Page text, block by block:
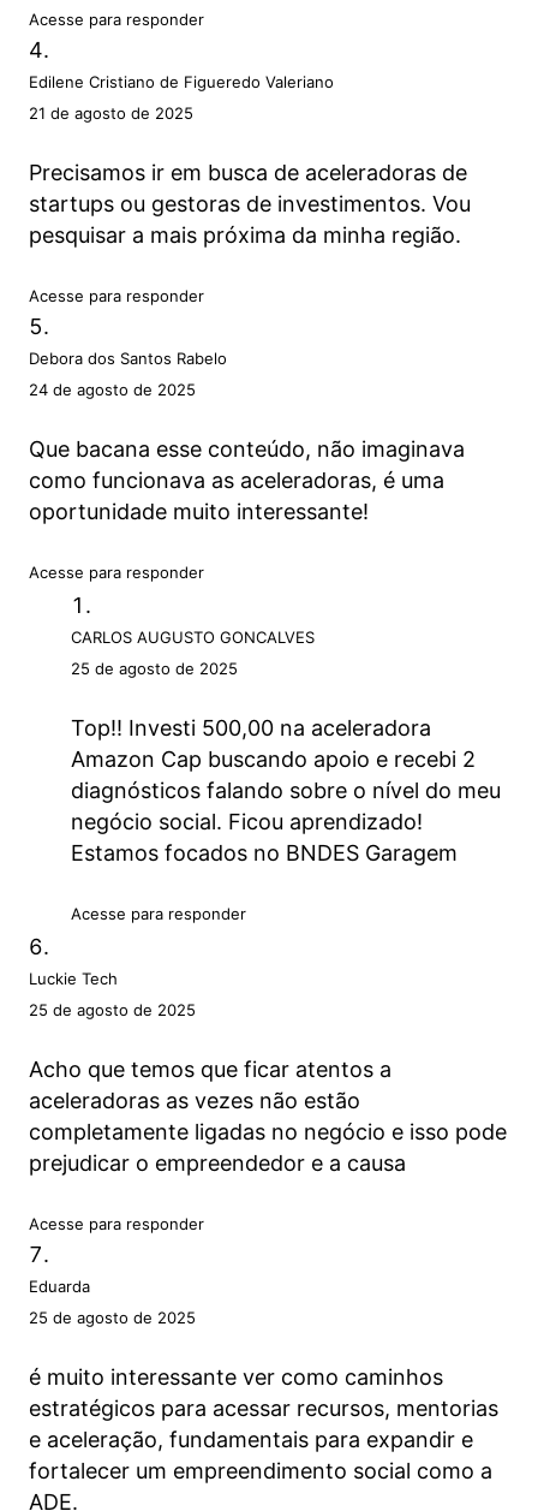
Acesse para responder
Edilene Cristiano de Figueredo Valeriano
21 de agosto de 2025
Precisamos ir em busca de aceleradoras de
startups ou gestoras de investimentos. Vou
pesquisar a mais próxima da minha região.
Acesse para responder
Debora dos Santos Rabelo
24 de agosto de 2025
Que bacana esse conteúdo, não imaginava
como funcionava as aceleradoras, é uma
oportunidade muito interessante!
Acesse para responder
CARLOS AUGUSTO GONCALVES
25 de agosto de 2025
Top!! Investi 500,00 na aceleradora
Amazon Cap buscando apoio e recebi 2
diagnósticos falando sobre o nível do meu
negócio social. Ficou aprendizado!
Estamos focados no BNDES Garagem
Acesse para responder
Luckie Tech
25 de agosto de 2025
Acho que temos que ficar atentos a
aceleradoras as vezes não estão
completamente ligadas no negócio e isso pode
prejudicar o empreendedor e a causa
Acesse para responder
Eduarda
25 de agosto de 2025
é muito interessante ver como caminhos
estratégicos para acessar recursos, mentorias
e aceleração, fundamentais para expandir e
fortalecer um empreendimento social como a
ADE.